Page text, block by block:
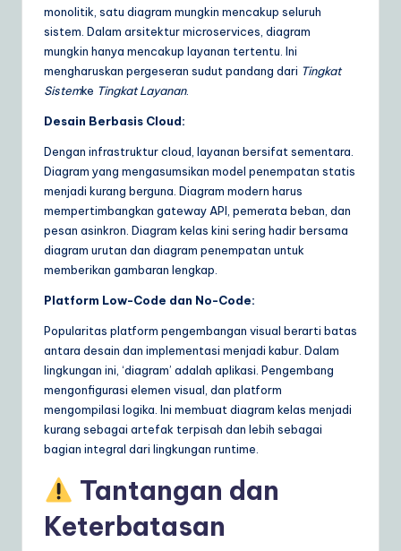
monolitik, satu diagram mungkin mencakup seluruh
sistem. Dalam arsitektur microservices, diagram
mungkin hanya mencakup layanan tertentu. Ini
mengharuskan pergeseran sudut pandang dari Tingkat
Sistemke Tingkat Layanan.
Desain Berbasis Cloud:
Dengan infrastruktur cloud, layanan bersifat sementara.
Diagram yang mengasumsikan model penempatan statis
menjadi kurang berguna. Diagram modern harus
mempertimbangkan gateway API, pemerata beban, dan
pesan asinkron. Diagram kelas kini sering hadir bersama
diagram urutan dan diagram penempatan untuk
memberikan gambaran lengkap.
Platform Low-Code dan No-Code:
Popularitas platform pengembangan visual berarti batas
antara desain dan implementasi menjadi kabur. Dalam
lingkungan ini, ‘diagram’ adalah aplikasi. Pengembang
mengonfigurasi elemen visual, dan platform
mengompilasi logika. Ini membuat diagram kelas menjadi
kurang sebagai artefak terpisah dan lebih sebagai
bagian integral dari lingkungan runtime.
Tantangan dan
Keterbatasan